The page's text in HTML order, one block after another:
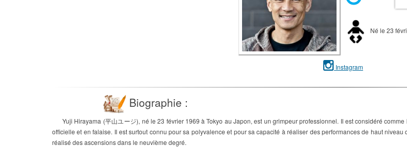
Né le 23
Instagram
Biographie :
Yuji Hirayama (平山ユージ), né le 23 février 1969 à Tokyo au Japon, est un grimpeur professionnel. Il est considéré
officielle et en falaise. Il est surtout connu pour sa polyvalence et pour sa capacité à réaliser des performances de haut
réalisé des ascensions dans le neuvième degré.